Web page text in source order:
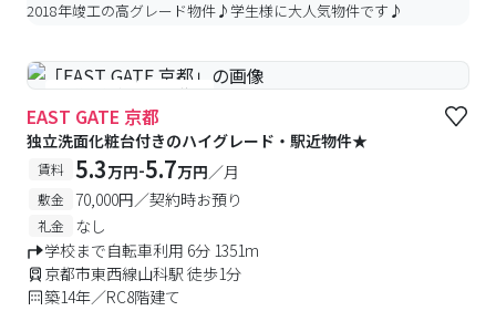
2018年竣工の高グレード物件♪学生様に大人気物件です♪
#予約受付中 #空室待ち
EAST GATE 京都
独立洗面化粧台付きのハイグレード・駅近物件★
賃料 5.3万円-5.7万円／月
敷金 70,000円／契約時お預り
礼金
なし
学校まで自転車利用 6分 1351m
京都市東西線山科駅 徒歩1分
築14年／RC8階建て